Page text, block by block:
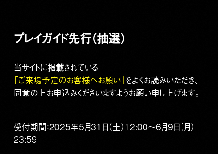
プレイガイド先行（抽選）
当サイトに掲載されている
「ご来場予定のお客様へお願い」 をよくお読みいただき、
同意の上お申込みくださいますようお願い申し上げます。
受付期間：2025年5月31日（土）12:00～6月9日（月）
23:59